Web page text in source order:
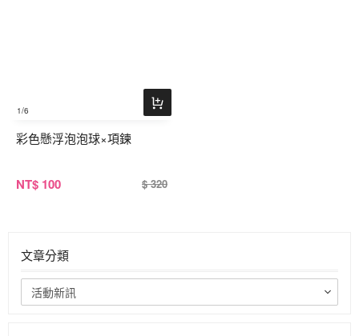
1/6
彩色懸浮泡泡球×項鍊
NT$ 100 $ 320
文章分類
活動新訊